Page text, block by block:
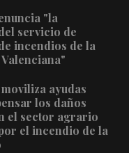
"la
servicio de
incendios de la
ayudas
los daños
el sector agrario
el incendio de la